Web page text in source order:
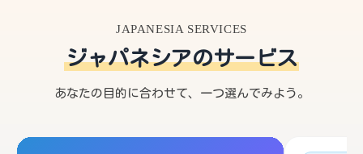
JAPANESIA SERVICES
ジャパネシアのサービス
あなたの目的に合わせて、一つ選んでみよう。